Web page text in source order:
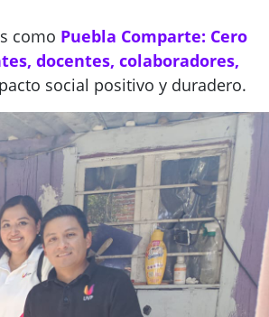
como Puebla Comparte: Cero
docentes, colaboradores,
social positivo y duradero.